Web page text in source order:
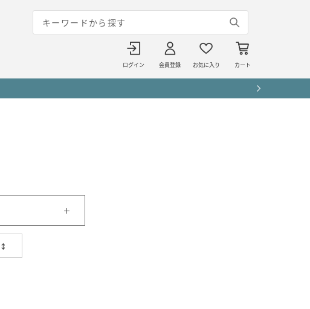
ログイン 会員登録 お気に入り カート